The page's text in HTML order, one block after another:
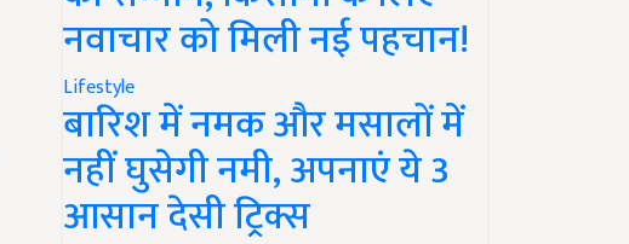
नवाचार को मिली नई पहचान!
Lifestyle
बारिश में नमक और मसालों में
नहीं घुसेगी नमी, अपनाएं ये 3
आसान देसी ट्रिक्स